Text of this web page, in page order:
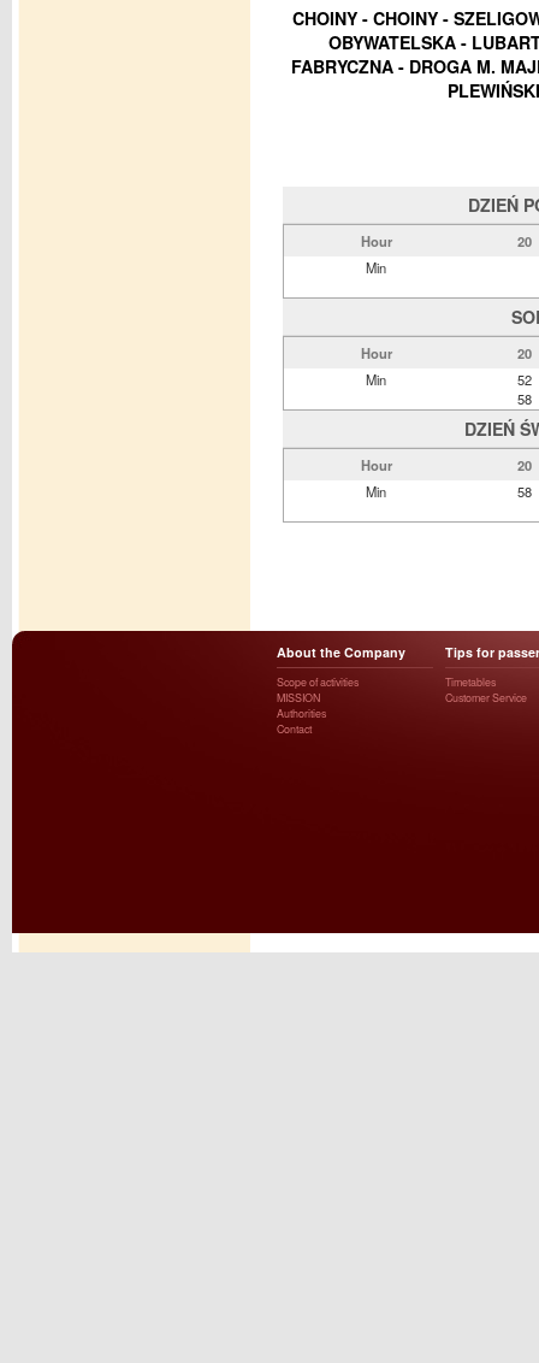
CHOINY - CHOINY -
OBYWATELSKA -
FABRYCZNA - DROGA M.
DZIEŃ
Hour
20
Min
Hour
20
Min
52
58
DZIEŃ
Hour
20
Min
58
About the Company
Scope of activities
MISSION
Authorities
Contact
Tips for
Timetables
Customer Service